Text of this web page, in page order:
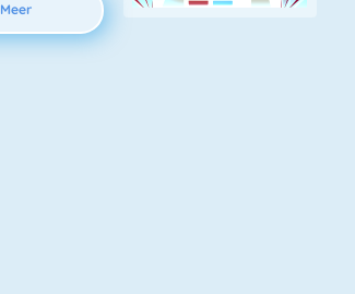
Meer